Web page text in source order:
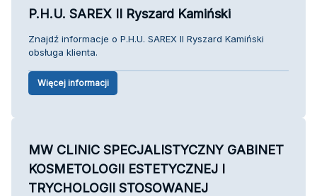
P.H.U. SAREX II Ryszard Kamiński
Znajdź informacje o P.H.U. SAREX II Ryszard Kamiński
obsługa klienta.
Więcej informacji
MW CLINIC SPECJALISTYCZNY GABINET
KOSMETOLOGII ESTETYCZNEJ I
TRYCHOLOGII STOSOWANEJ